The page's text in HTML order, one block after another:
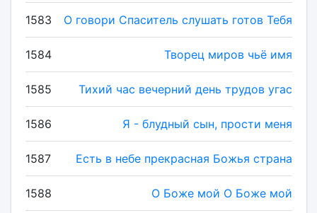
1583 О говори Спаситель слушать готов Тебя
1584 Творец миров чьё имя
1585 Тихий час вечерний день трудов угас
1586 Я - блудный сын, прости меня
1587 Есть в небе прекрасная Божья страна
1588 О Боже мой О Боже мой